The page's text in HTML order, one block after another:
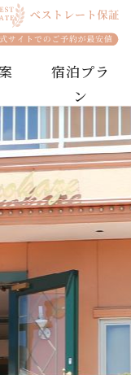
トホテル
宿泊プラ
ン